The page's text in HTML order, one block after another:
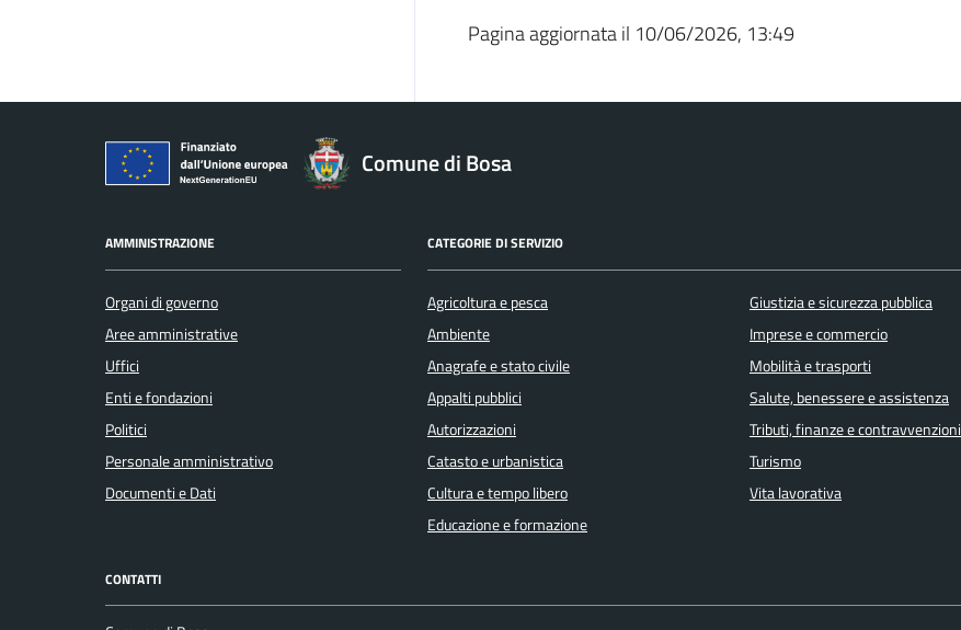
Pagina aggiornata il 10/06/2026, 13:49
Comune di Bosa
AMMINISTRAZIONE
Organi di governo
Aree amministrative
Uffici
Enti e fondazioni
Politici
Personale amministrativo
Documenti e Dati
CATEGORIE DI SERVIZIO
Agricoltura e pesca
Ambiente
Anagrafe e stato civile
Appalti pubblici
Autorizzazioni
Catasto e urbanistica
Cultura e tempo libero
Educazione e formazione
Giustizia e sicurezza pubblica
Imprese e commercio
Mobilità e trasporti
Salute, benessere e assistenza
Tributi, finanze e contravvenzioni
Turismo
Vita lavorativa
CONTATTI